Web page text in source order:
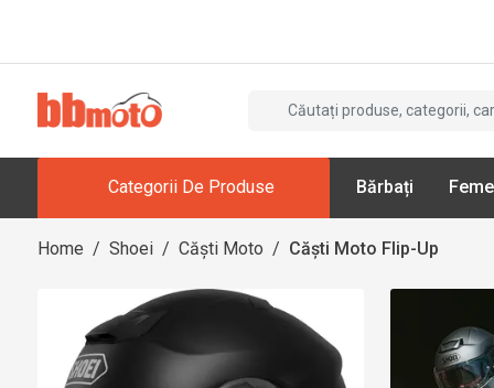
Categorii De Produse Bărbați
Home / Shoei / Căști Moto / Căști Moto Flip-Up